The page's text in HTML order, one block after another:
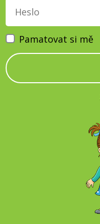
Pamatovat si mě